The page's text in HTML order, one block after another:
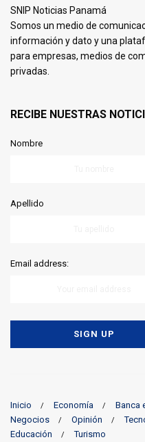
SNIP Noticias Panamá
Somos un medio de
información y dato y una
para empresas, medios de
privadas.
RECIBE NUESTRAS
Nombre
Apellido
Email address:
Inicio Economía Banca
Negocios
Opinión
Educación
Turismo